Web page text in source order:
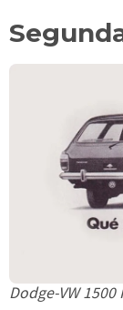
Dodge-VW